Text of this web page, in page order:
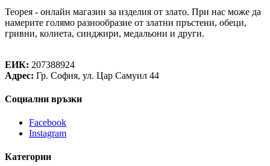
Теорея - онлайн магазин за изделия от злато. При нас може да
намерите голямо разнообразие от златни пръстени, обеци,
гривни, колиета, синджири, медальони и други.
ЕИК: 207388924
Адрес: Гр. София, ул. Цар Самуил 44
Социални връзки
Facebook
Instagram
Категории